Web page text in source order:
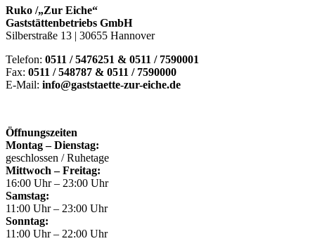
Ruko /„Zur Eiche“
Gaststättenbetriebs GmbH
Silberstraße 13 | 30655 Hannover
Telefon: 0511 / 5476251 & 0511 / 7590001
Fax: 0511 / 548787 & 0511 / 7590000
E-Mail: info@gaststaette-zur-eiche.de
Öffnungszeiten
Montag – Dienstag:
geschlossen / Ruhetage
Mittwoch – Freitag:
16:00 Uhr – 23:00 Uhr
Samstag:
11:00 Uhr – 23:00 Uhr
Sonntag:
11:00 Uhr – 22:00 Uhr